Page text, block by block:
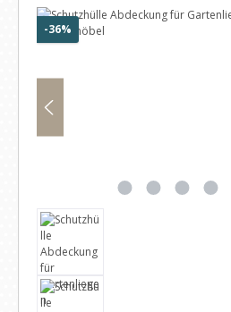
Bildergalerie überspringen
-36% Rabatt